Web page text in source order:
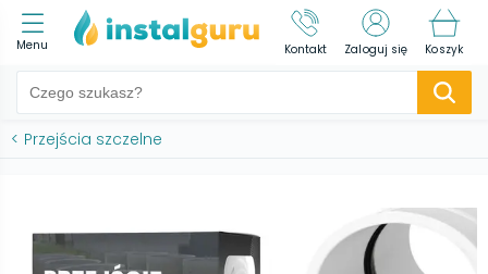
Menu Kontakt Zaloguj się Koszyk
< Przejścia szczelne